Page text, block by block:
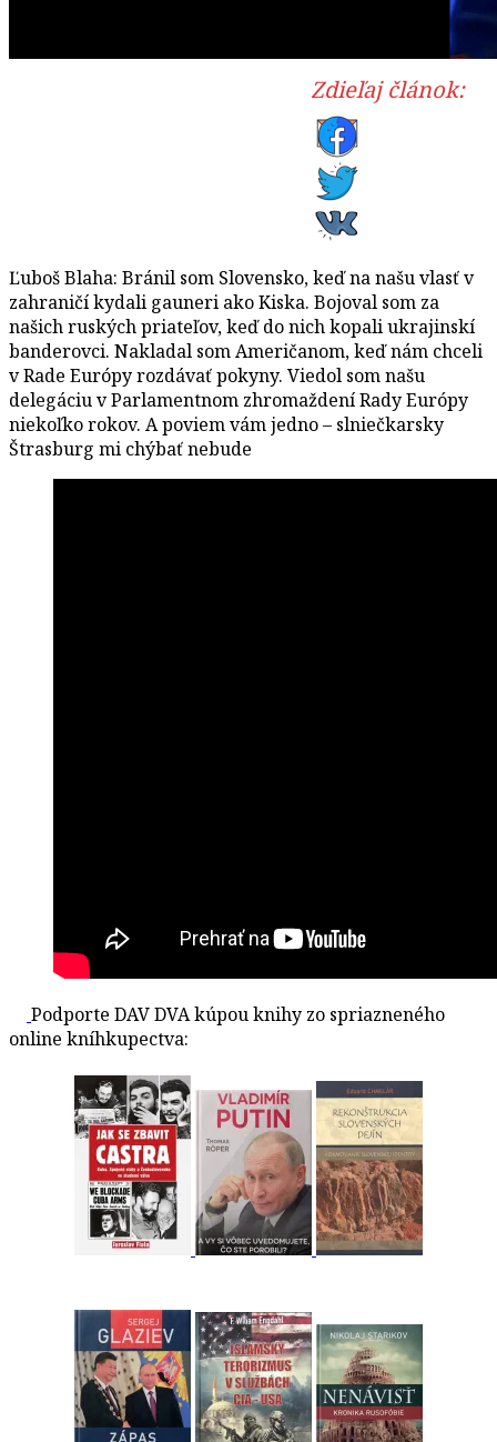
Zdieľaj článok:
Ľuboš Blaha: Bránil som Slovensko, keď na našu vlasť v
zahraničí kydali gauneri ako Kiska. Bojoval som za
našich ruských priateľov, keď do nich kopali ukrajinskí
banderovci. Nakladal som Američanom, keď nám chceli
v Rade Európy rozdávať pokyny. Viedol som našu
delegáciu v Parlamentnom zhromaždení Rady Európy
niekoľko rokov. A poviem vám jedno – slniečkarsky
Štrasburg mi chýbať nebude
Podporte DAV DVA kúpou knihy zo spriazneného
online kníhkupectva: